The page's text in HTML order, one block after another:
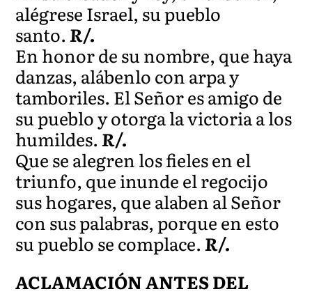
alégrese Israel, su pueblo
santo.R/.
En honor de su nombre, que haya
danzas, alábenlo con arpa y
tamboriles. El Señor es amigo de
su pueblo y otorga la victoria a los
humildes.R/.
Que se alegren los fieles en el
triunfo, que inunde el regocijo
sus hogares, que alaben al Señor
con sus palabras, porque en esto
su pueblo se complace.R/.
ACLAMACIÓN ANTES DEL